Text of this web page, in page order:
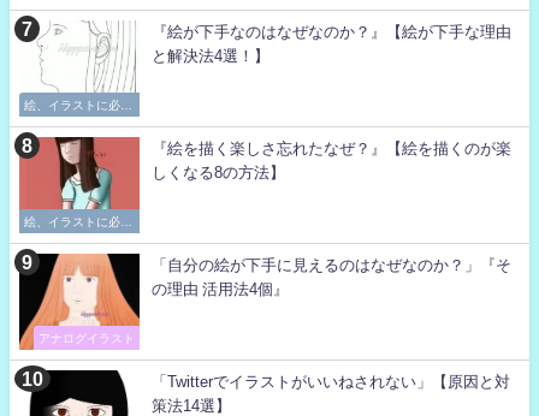
な考え方
絵、イラストに必要
な考え方
『絵が下手なのはなぜなのか？』【絵が下手な理由
と解決法4選！】
絵、イラストに必要
な考え方
『絵を描く楽しさ忘れたなぜ？』【絵を描くのが楽
しくなる8の方法】
アナログイラスト
「自分の絵が下手に見えるのはなぜなのか？」『そ
の理由 活用法4個』
「Twitterでイラストがいいねされない」【原因と対
策法14選】